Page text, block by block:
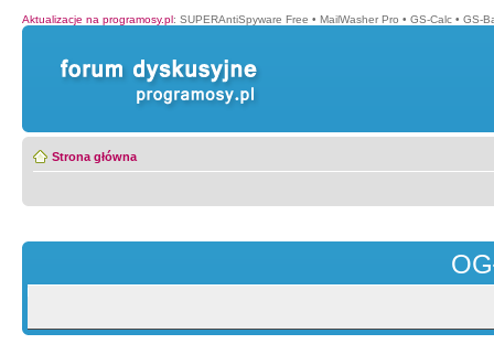
Aktualizacje na programosy.pl: SUPERAntiSpyware Free • MailWasher Pro • GS-Calc • GS-
Strona główna